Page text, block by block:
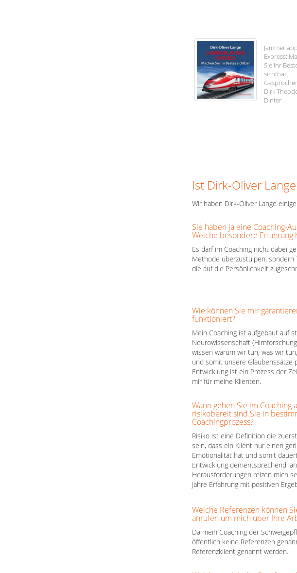
Express:
Sie Ihr
sichtbar.
Dirk
Dinter
Ist Dirk-Oliver
Wir haben Dirk-Oliver Lange
Sie haben ja eine Coaching-
Welche besondere Erfahrung
Es darf im Coaching nicht dabei
Methode überzustülpen, sondern
die auf die Persönlichkeit
Wie können Sie mir
funktioniert?
Mein Coaching ist aufgebaut auf
Neurowissenschaft
wissen warum wir tun, was wir
und somit unsere Glaubenssätze
Entwicklung ist ein Prozess der
mir für meine Klienten.
Wann gehen Sie im Coaching
risikobereit sind Sie in
Coachingprozess?
Risiko ist eine Definition die
sein, dass ein Klient nur einen
Emotionalität hat und somit
Entwicklung dementsprechend
Herausforderungen reizen mich
Jahre Erfahrung mit positiven
Welche Referenzen können
anrufen um mich über Ihre
Da mein Coaching der
öffentlich keine Referenzen
Referenzklient genannt werden.